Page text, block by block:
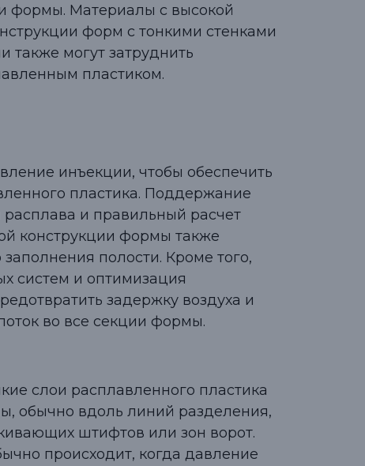
формы. Материалы с высокой
форм с тонкими стенками
могут затруднить
пластиком.
инъекции, чтобы обеспечить
пластика. Поддержание
и правильный расчет
конструкции формы также
полости. Кроме того,
систем и оптимизация
задержку воздуха и
во все секции формы.
слои расплавленного пластика
обычно вдоль линий разделения,
штифтов или зон ворот.
происходит, когда давление